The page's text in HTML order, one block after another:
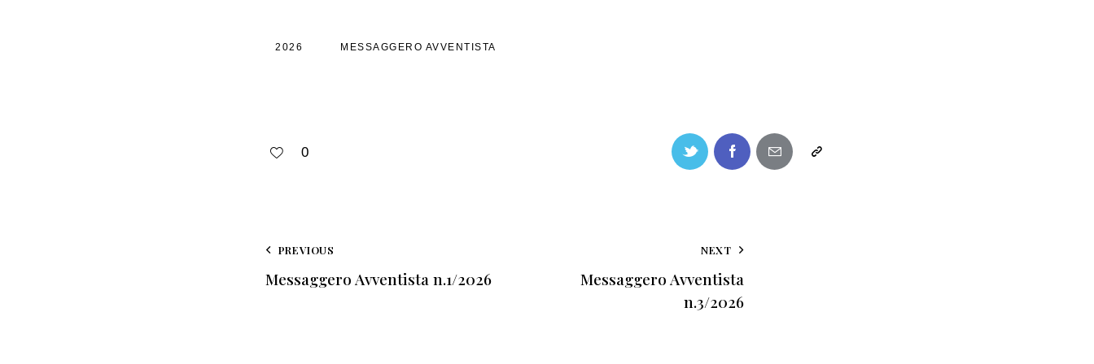
2026 MESSAGGERO AVVENTISTA
0
PREVIOUS
Messaggero Avventista n.1/2026
NEXT
Messaggero Avventista
n.3/2026